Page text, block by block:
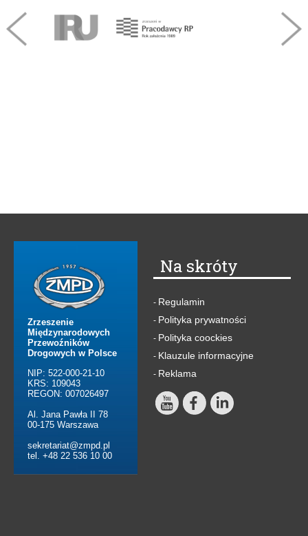
Zrzeszenie
Międzynarodowych
Przewoźników
Drogowych w Polsce
NIP: 522-000-21-10
KRS: 109043
REGON: 007026497
Al. Jana Pawła II 78
00-175 Warszawa
sekretariat@zmpd.pl
tel. +48 22 536 10 00
Na skróty
- Regulamin
- Polityka prywatności
- Polityka coockies
- Klauzule informacyjne
- Reklama